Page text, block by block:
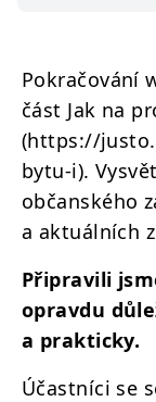
Pokračování
část Jak na
(https://
bytu-i).
občanského
a aktuálních
Připravili
opravdu
a prakticky.
Účastníci se